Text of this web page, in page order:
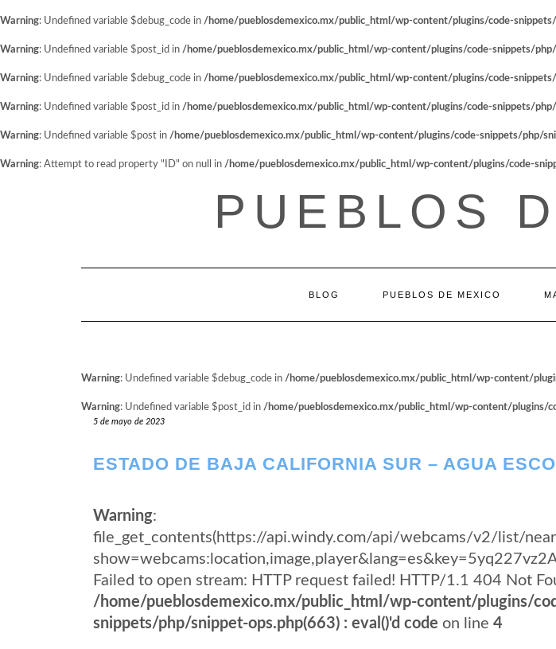
Warning: Undefined variable $debug_code in /home/pueblosdemexico.mx/public_html/wp-content/plugins/code-
Warning: Undefined variable $post_id in /home/pueblosdemexico.mx/public_html/wp-content/plugins/code-snippets/
Warning: Undefined variable $debug_code in /home/pueblosdemexico.mx/public_html/wp-content/plugins/code-
Warning: Undefined variable $post_id in /home/pueblosdemexico.mx/public_html/wp-content/plugins/code-snippets/
Warning: Undefined variable $post in /home/pueblosdemexico.mx/public_html/wp-content/plugins/code-snippets/php/
Warning: Attempt to read property "ID" on null in /home/pueblosdemexico.mx/public_html/wp-content/plugins/code-
PUEBLOS
BLOG PUEBLOS DE MEXICO
Warning: Undefined variable $debug_code in /home/pueblosdemexico.mx/public_html/wp-content/
Warning: Undefined variable $post_id in /home/pueblosdemexico.mx/public_html/wp-content/plugins/
5 de mayo de 2023
ESTADO DE BAJA CALIFORNIA SUR – AGUA
Warning:
file_get_contents(https://api.windy.com/api/webcams/v2/list/
Failed to open stream: HTTP request failed! HTTP/1.1 404 Not
/home/pueblosdemexico.mx/public_html/wp-content/plugins/
snippets/php/snippet-ops.php(663) : eval()'d code on line 4